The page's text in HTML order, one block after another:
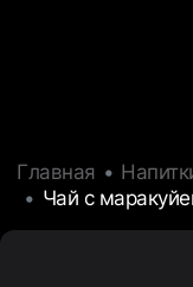
Главная
Чай с